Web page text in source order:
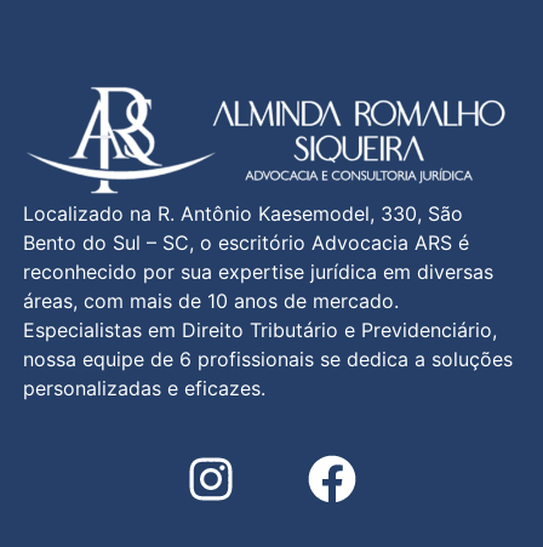
Localizado na R. Antônio Kaesemodel, 330, São
Bento do Sul – SC, o escritório Advocacia ARS é
reconhecido por sua expertise jurídica em diversas
áreas, com mais de 10 anos de mercado.
Especialistas em Direito Tributário e Previdenciário,
nossa equipe de 6 profissionais se dedica a soluções
personalizadas e eficazes.